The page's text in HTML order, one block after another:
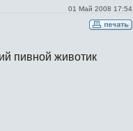
01 Май 2008 17:54
пивной животик